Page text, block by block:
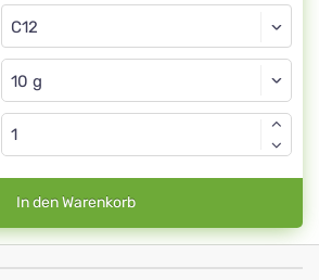
Globuli
C12
Globuli
In den Warenkorb